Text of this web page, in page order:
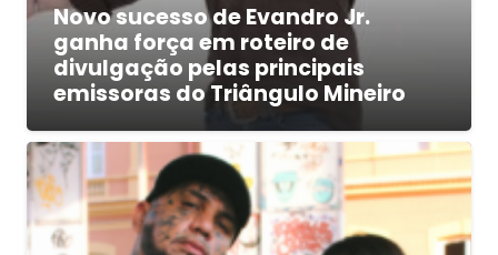
Novo sucesso de Evandro Jr.
ganha força em roteiro de
divulgação pelas principais
emissoras do Triângulo Mineiro